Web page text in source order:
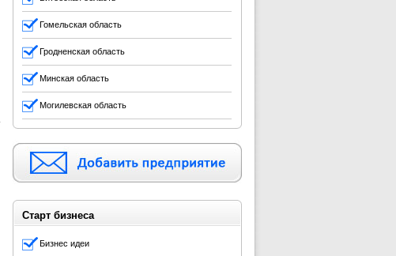
Гомельская область
Гродненская область
Минская область
Могилевская область
Старт бизнеса
Бизнес идеи